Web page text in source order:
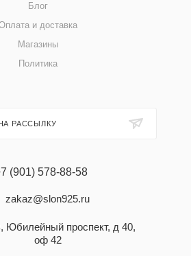
Блог
и доставка
Магазины
Политика
РАССЫЛКУ
(901) 578-88-58
zakaz@slon925.ru
Юбилейный проспект, д 40,
оф 42